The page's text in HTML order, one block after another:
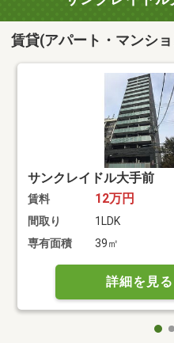
賃貸(アパート・マンシ
サンクレイドル大手前
賃料 12万円
間取り
1LDK
専有面積
39㎡
詳細を見る